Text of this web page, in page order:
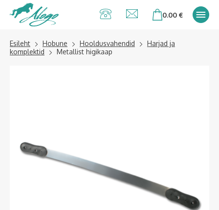
Alogo Hobu ja
ratsavarustus
0.00 €
Esileht Hobune Hooldusvahendid
Harjad ja
komplektid
Metallist higikaap